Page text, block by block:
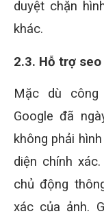
duyệt chặn
khác.
2.3. Hỗ trợ
Mặc dù công
Google đã
không phải
diện chính
chủ động
xác của ảnh.